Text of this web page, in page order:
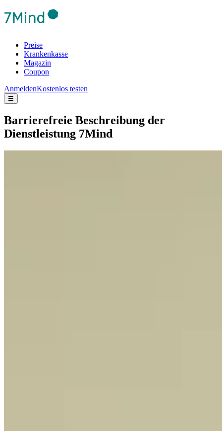
Preise
Krankenkasse
Magazin
Coupon
AnmeldenKostenlos testen
☰
Barrierefreie Beschreibung der
Dienstleistung 7Mind